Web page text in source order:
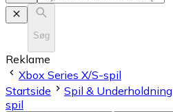
Søg
Reklame
Xbox Series X/S-spil
Startside
Spil & Underholdning
spil